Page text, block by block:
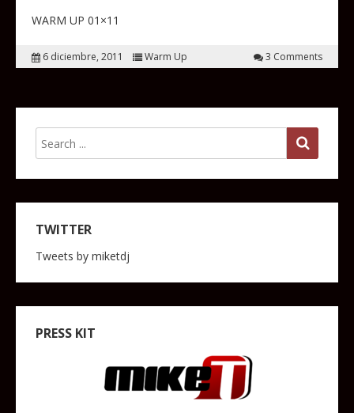
WARM UP 01×11
6 diciembre, 2011 Warm Up 3 Comments
TWITTER
Tweets by miketdj
PRESS KIT